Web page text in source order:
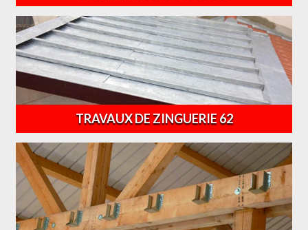
TRAVAUX DE ZINGUERIE 62